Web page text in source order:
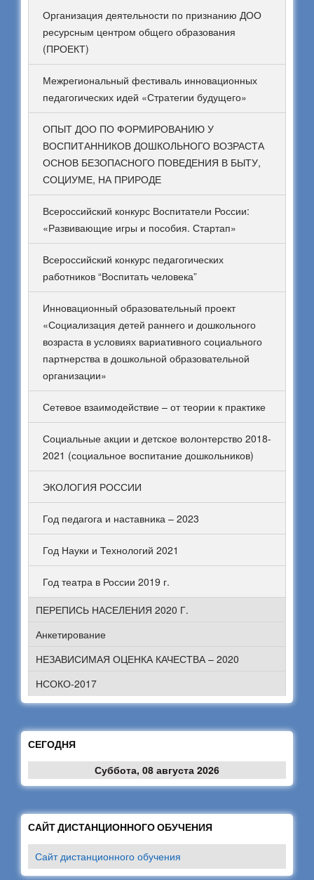
Организация деятельности по признанию ДОО
ресурсным центром общего образования
(ПРОЕКТ)
Межрегиональный фестиваль инновационных
педагогических идей «Стратегии будущего»
ОПЫТ ДОО ПО ФОРМИРОВАНИЮ У
ВОСПИТАННИКОВ ДОШКОЛЬНОГО ВОЗРАСТА
ОСНОВ БЕЗОПАСНОГО ПОВЕДЕНИЯ В БЫТУ,
СОЦИУМЕ, НА ПРИРОДЕ
Всероссийский конкурс Воспитатели России:
«Развивающие игры и пособия. Стартап»
Всероссийский конкурс педагогических
работников “Воспитать человека”
Инновационный образовательный проект
«Социализация детей раннего и дошкольного
возраста в условиях вариативного социального
партнерства в дошкольной образовательной
организации»
Сетевое взаимодействие – от теории к практике
Социальные акции и детское волонтерство 2018-
2021 (социальное воспитание дошкольников)
ЭКОЛОГИЯ РОССИИ
Год педагога и наставника – 2023
Год Науки и Технологий 2021
Год театра в России 2019 г.
ПЕРЕПИСЬ НАСЕЛЕНИЯ 2020 Г.
Анкетирование
НЕЗАВИСИМАЯ ОЦЕНКА КАЧЕСТВА – 2020
НСОКО-2017
СЕГОДНЯ
Суббота, 08 августа 2026
САЙТ ДИСТАНЦИОННОГО ОБУЧЕНИЯ
Сайт дистанционного обучения